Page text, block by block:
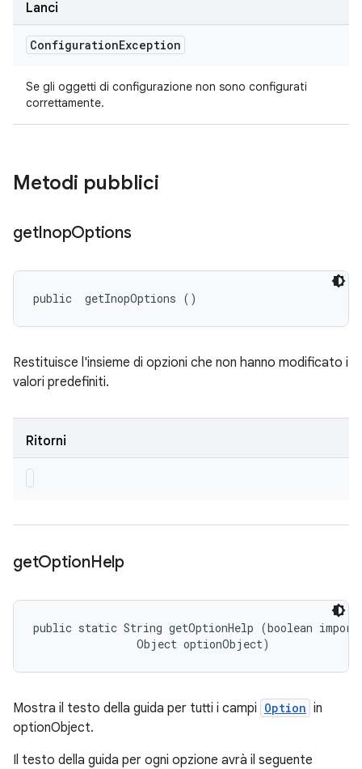
Lanci
ConfigurationException
Se gli oggetti di configurazione non sono configurati
correttamente.
Metodi pubblici
getInopOptions
public getInopOptions ()
Restituisce l'insieme di opzioni che non hanno modificato i
valori predefiniti.
Ritorni
getOptionHelp
public static String getOptionHelp (boolean
                Object optionObject)
Mostra il testo della guida per tutti i campi Option in
optionObject.
Il testo della guida per ogni opzione avrà il seguente